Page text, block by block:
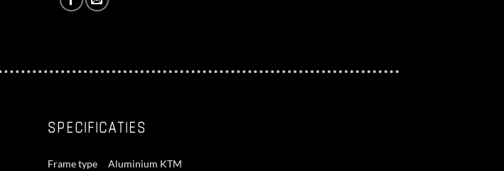
SPECIFICATIES
Frame type
Aluminium KTM